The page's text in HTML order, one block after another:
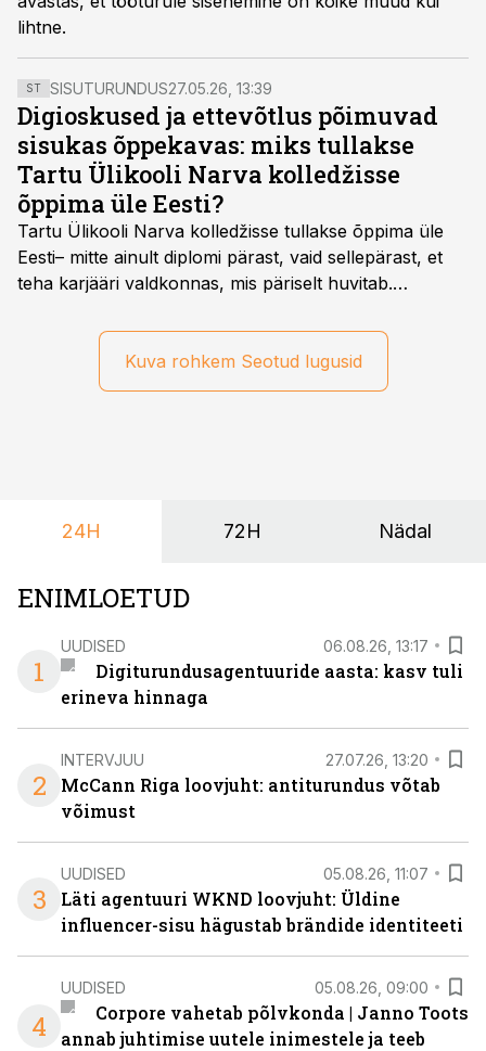
lihtne.
ST SISUTURUNDUS27.05.26, 13:39
Digioskused ja ettevõtlus põimuvad
sisukas õppekavas: miks tullakse
Tartu Ülikooli Narva kolledžisse
õppima üle Eesti?
Tartu Ülikooli Narva kolledžisse tullakse õppima üle
Eesti– mitte ainult diplomi pärast, vaid sellepärast, et
teha karjääri valdkonnas, mis päriselt huvitab.
ettevõtluse, tehnoloogia ja praktilised oskused viisil,
mis kõnetab nii ettevõtjaid, värskeid koolilõpetajaid kui
ka neid, kes soovivad teha karjääripööret.
Kuva rohkem Seotud lugusid
24H 72H Nädal
ENIMLOETUD
1
UUDISED 06.08.26, 13:17
Digiturundusagentuuride aasta: kasv tuli
erineva hinnaga
2
INTERVJUU 27.07.26, 13:20
McCann Riga loovjuht: antiturundus võtab
võimust
3
UUDISED 05.08.26, 11:07
Läti agentuuri WKND loovjuht: Üldine
influencer-sisu hägustab brändide identiteeti
4
UUDISED 05.08.26, 09:00
Corpore vahetab põlvkonda | Janno Toots
annab juhtimise uutele inimestele ja teeb